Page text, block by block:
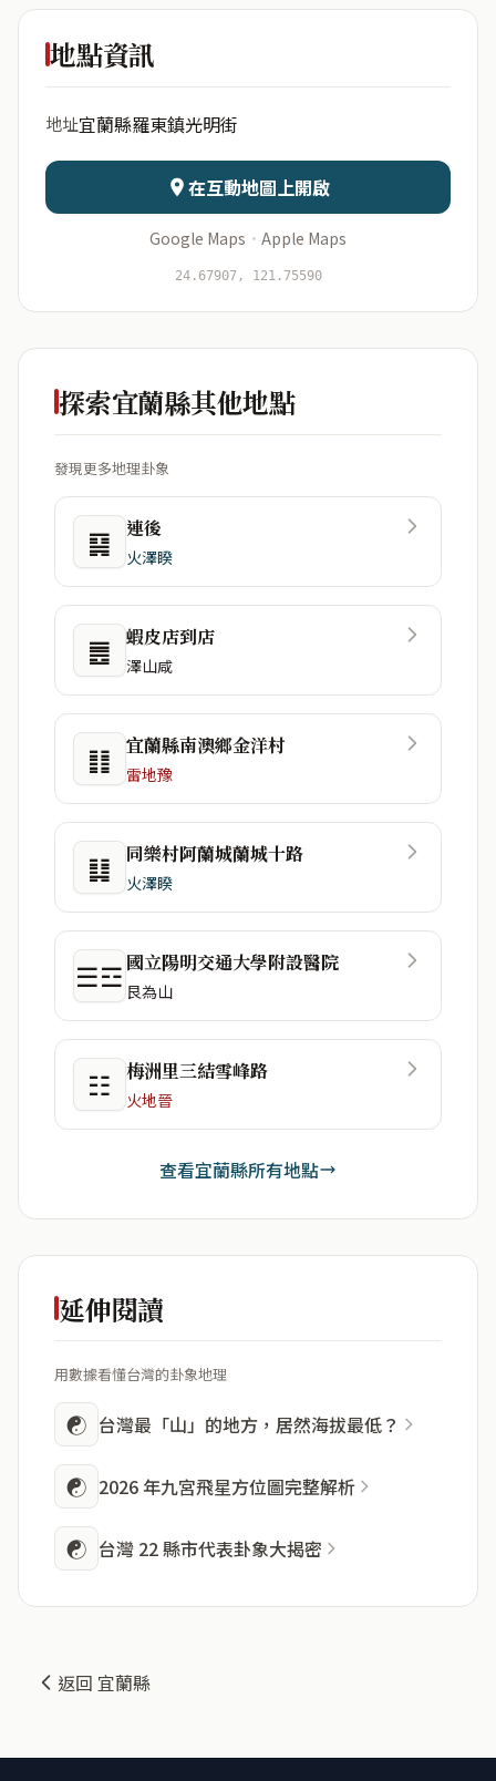
北城公園
日期 出生時辰
資料僅用於即時分析，不會儲存於伺服器
地點資訊
地址宜蘭縣羅東鎮光明街
在互動地圖上開啟
Google Maps · Apple Maps
24.67907, 121.75590
探索宜蘭縣其他地點
發現更多地理卦象
䷑ 連後
火澤睽
䷌ 蝦皮店到店
澤山咸
䷁ 宜蘭縣南澳鄉金洋村
雷地豫
䷆ 同樂村阿蘭城蘭城十路
火澤睽
☰☲ 國立陽明交通大學附設醫院
艮為山
☷ 梅洲里三結雪峰路
火地晉
查看宜蘭縣所有地點
延伸閱讀
用數據看懂台灣的卦象地理
☯ 台灣最「山」的地方，居然海拔最低？
☯ 2026 年九宮飛星方位圖完整解析
☯ 台灣 22 縣市代表卦象大揭密
返回 宜蘭縣